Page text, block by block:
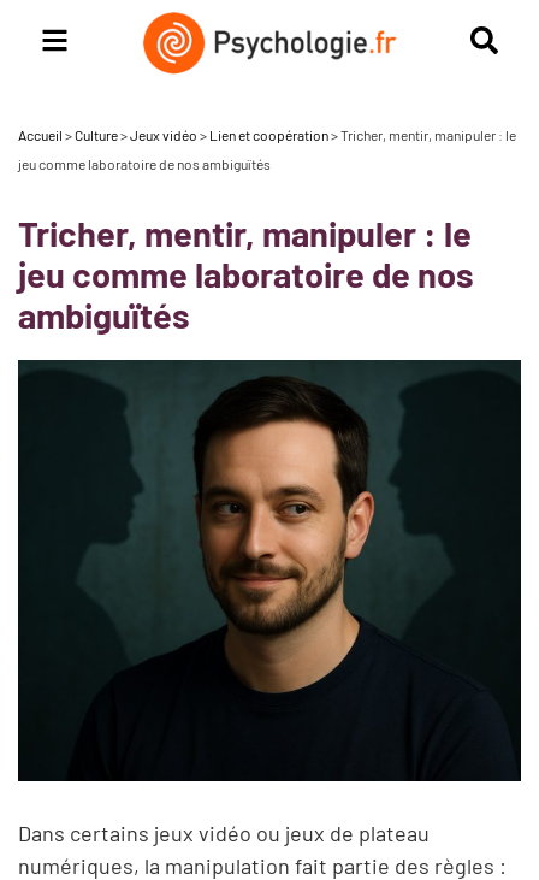
Accueil >Culture>Jeux vidéo > Lien et coopération>Tricher, mentir, manipuler : le
jeu comme laboratoire de nos ambiguïtés
Tricher, mentir, manipuler : le
jeu comme laboratoire de nos
ambiguïtés
Dans certains jeux vidéo ou jeux de plateau
numériques, la manipulation fait partie des règles :